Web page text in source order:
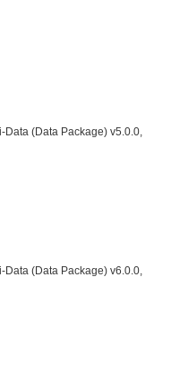
Data (Data Package) v5.0.0,
Data (Data Package) v6.0.0,